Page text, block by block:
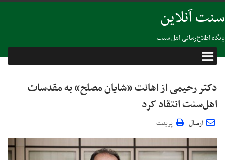
سنت آنلاین
پایگاه اطلاع‌رسانی اهل سنت
دکتر رحیمی از اهانت «شایان مصلح» به مقدسات
اهل‌سنت انتقاد کرد
ارسال پرینت